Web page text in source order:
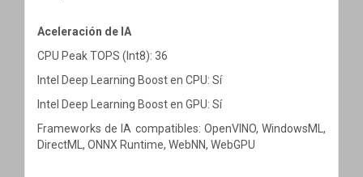
Aceleración de IA
CPU Peak TOPS (Int8): 36
Intel Deep Learning Boost en CPU: Sí
Intel Deep Learning Boost en GPU: Sí
Frameworks de IA compatibles: OpenVINO, WindowsML,
DirectML, ONNX Runtime, WebNN, WebGPU